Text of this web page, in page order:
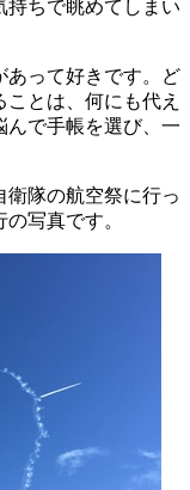
持ちで眺めてしまい
あって好きです。ど
とは、何にも代え
んで手帳を選び、一
隊の航空祭に行っ
写真です。